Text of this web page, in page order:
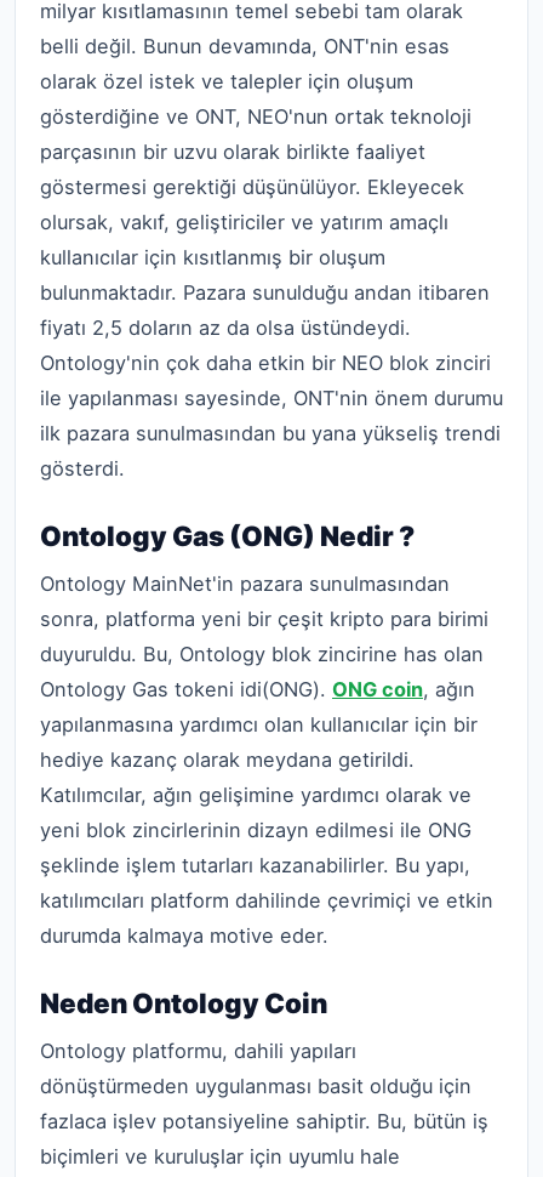
milyar kısıtlamasının temel sebebi tam olarak
belli değil. Bunun devamında, ONT'nin esas
olarak özel istek ve talepler için oluşum
gösterdiğine ve ONT, NEO'nun ortak teknoloji
parçasının bir uzvu olarak birlikte faaliyet
göstermesi gerektiği düşünülüyor. Ekleyecek
olursak, vakıf, geliştiriciler ve yatırım amaçlı
kullanıcılar için kısıtlanmış bir oluşum
bulunmaktadır. Pazara sunulduğu andan itibaren
fiyatı 2,5 doların az da olsa üstündeydi.
Ontology'nin çok daha etkin bir NEO blok zinciri
ile yapılanması sayesinde, ONT'nin önem durumu
ilk pazara sunulmasından bu yana yükseliş trendi
gösterdi.
Ontology Gas (ONG) Nedir ?
Ontology MainNet'in pazara sunulmasından
sonra, platforma yeni bir çeşit kripto para birimi
duyuruldu. Bu, Ontology blok zincirine has olan
Ontology Gas tokeni idi(ONG). ONG coin, ağın
yapılanmasına yardımcı olan kullanıcılar için bir
hediye kazanç olarak meydana getirildi.
Katılımcılar, ağın gelişimine yardımcı olarak ve
yeni blok zincirlerinin dizayn edilmesi ile ONG
şeklinde işlem tutarları kazanabilirler. Bu yapı,
katılımcıları platform dahilinde çevrimiçi ve etkin
durumda kalmaya motive eder.
Neden Ontology Coin
Ontology platformu, dahili yapıları
dönüştürmeden uygulanması basit olduğu için
fazlaca işlev potansiyeline sahiptir. Bu, bütün iş
biçimleri ve kuruluşlar için uyumlu hale